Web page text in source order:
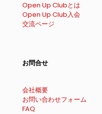
Open Up Clubとは
Open Up Club入会
交流ページ
お問合せ
会社概要
お問い合わせフォーム
FAQ